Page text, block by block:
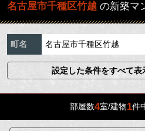
名古屋市千種区竹越 の新築マ
町名 名古屋市千種区竹越
設定した条件をすべて表
部屋数4室/建物1件